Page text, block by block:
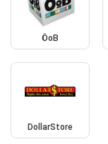
ÖoB
DollarStore